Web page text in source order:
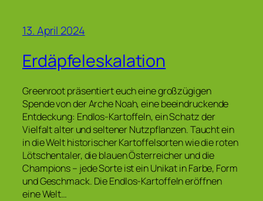
13. April 2024
Erdäpfeleskalation
Greenroot präsentiert euch eine großzügigen
Spende von der Arche Noah, eine beeindruckende
Entdeckung: Endlos-Kartoffeln, ein Schatz der
Vielfalt alter und seltener Nutzpflanzen. Taucht ein
in die Welt historischer Kartoffelsorten wie die roten
Lötschentaler, die blauen Österreicher und die
Champions – jede Sorte ist ein Unikat in Farbe, Form
und Geschmack. Die Endlos-Kartoffeln eröffnen
eine Welt…